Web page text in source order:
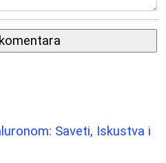
Saveti, Iskustva i